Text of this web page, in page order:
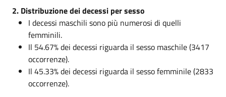
2. Distribuzione dei decessi per sesso
I decessi maschili sono più numerosi di quelli
femminili.
Il 54.67% dei decessi riguarda il sesso maschile (3417
occorrenze).
Il 45.33% dei decessi riguarda il sesso femminile (2833
occorrenze).